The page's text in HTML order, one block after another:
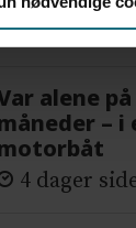
6 dager
alene
– i
4 dager